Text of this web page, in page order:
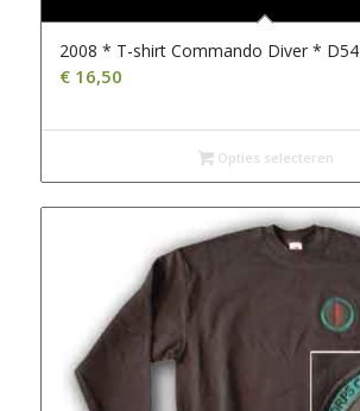
2008 * T-shirt Commando Diver * D54
€16,50
Opties selecteren